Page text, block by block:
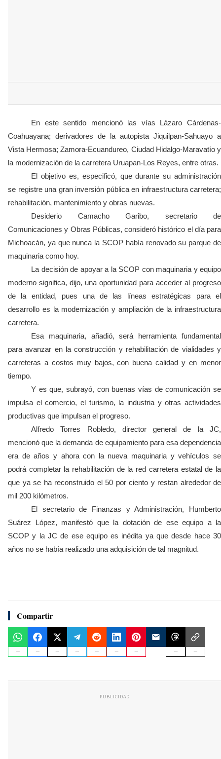
En este sentido mencionó las vías Lázaro Cárdenas-
Coahuayana; derivadores de la autopista Jiquilpan-Sahuayo a
Vista Hermosa; Zamora-Ecuandureo, Ciudad Hidalgo-Maravatío y
la modernización de la carretera Uruapan-Los Reyes, entre otras.
El objetivo es, especificó, que durante su administración
se registre una gran inversión pública en infraestructura carretera;
rehabilitación, mantenimiento y obras nuevas.
Desiderio Camacho Garibo, secretario de
Comunicaciones y Obras Públicas, consideró histórico el día para
Michoacán, ya que nunca la SCOP había renovado su parque de
maquinaria como hoy.
La decisión de apoyar a la SCOP con maquinaria y equipo
moderno significa, dijo, una oportunidad para acceder al progreso
de la entidad, pues una de las líneas estratégicas para el
desarrollo es la modernización y ampliación de la infraestructura
carretera.
Esa maquinaria, añadió, será herramienta fundamental
para avanzar en la construcción y rehabilitación de vialidades y
carreteras a costos muy bajos, con buena calidad y en menor
tiempo.
Y es que, subrayó, con buenas vías de comunicación se
impulsa el comercio, el turismo, la industria y otras actividades
productivas que impulsan el progreso.
Alfredo Torres Robledo, director general de la JC,
mencionó que la demanda de equipamiento para esa dependencia
era de años y ahora con la nueva maquinaria y vehículos se
podrá completar la rehabilitación de la red carretera estatal de la
que ya se ha reconstruido el 50 por ciento y restan alrededor de
mil 200 kilómetros.
El secretario de Finanzas y Administración, Humberto
Suárez López, manifestó que la dotación de ese equipo a la
SCOP y la JC de ese equipo es inédita ya que desde hace 30
años no se había realizado una adquisición de tal magnitud.
Compartir
PUBLICIDAD